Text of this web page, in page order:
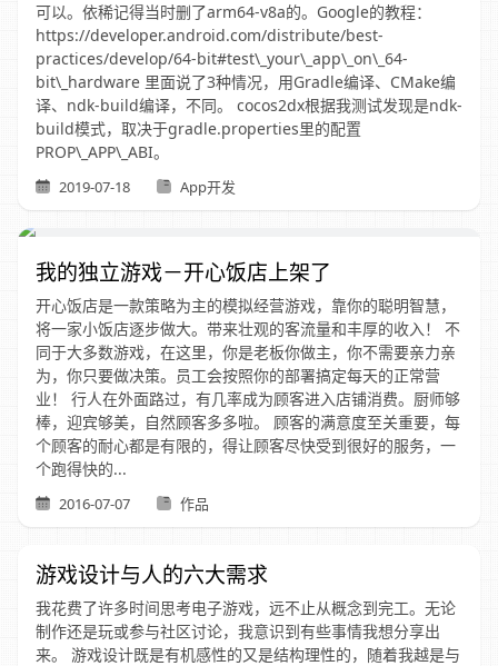
可以。依稀记得当时删了arm64-v8a的。Google的教程：
https://developer.android.com/distribute/best-
practices/develop/64-bit#test\_your\_app\_on\_64-
bit\_hardware 里面说了3种情况，用Gradle编译、CMake编
译、ndk-build编译，不同。 cocos2dx根据我测试发现是ndk-
build模式，取决于gradle.properties里的配置
PROP\_APP\_ABI。
2019-07-18 App开发
我的独立游戏－开心饭店上架了
开心饭店是一款策略为主的模拟经营游戏，靠你的聪明智慧，
将一家小饭店逐步做大。带来壮观的客流量和丰厚的收入！ 不
同于大多数游戏，在这里，你是老板你做主，你不需要亲力亲
为，你只要做决策。员工会按照你的部署搞定每天的正常营
业！ 行人在外面路过，有几率成为顾客进入店铺消费。厨师够
棒，迎宾够美，自然顾客多多啦。 顾客的满意度至关重要，每
个顾客的耐心都是有限的，得让顾客尽快受到很好的服务，一
个跑得快的...
2016-07-07 作品
游戏设计与人的六大需求
我花费了许多时间思考电子游戏，远不止从概念到完工。无论
制作还是玩或参与社区讨论，我意识到有些事情我想分享出
来。 游戏设计既是有机感性的又是结构理性的，随着我越是与